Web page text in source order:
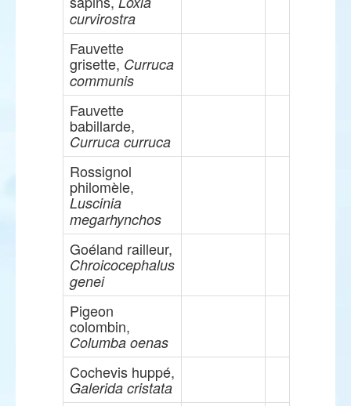
curvirostra
Fauvette
grisette, Curruca
communis
Fauvette
babillarde,
Curruca curruca
Rossignol
philomèle,
Luscinia
megarhynchos
Goéland railleur,
Chroicocephalus
genei
Pigeon
colombin,
Columba oenas
Cochevis huppé,
Galerida cristata